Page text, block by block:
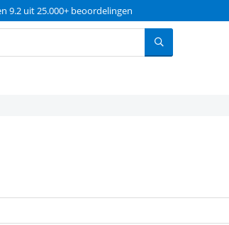
9.2 uit 25.000+ beoordelingen